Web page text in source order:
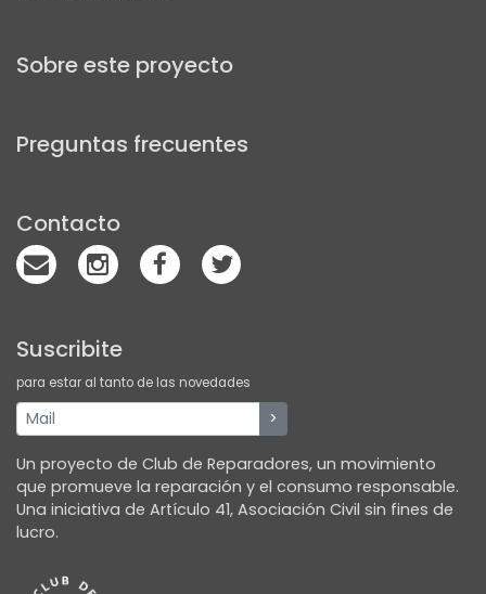
Sobre este proyecto
Preguntas frecuentes
Contacto
Suscribite
para estar al tanto de las novedades
Un proyecto de Club de Reparadores, un movimiento
que promueve la reparación y el consumo responsable.
Una iniciativa de Artículo 41, Asociación Civil sin fines de
lucro.